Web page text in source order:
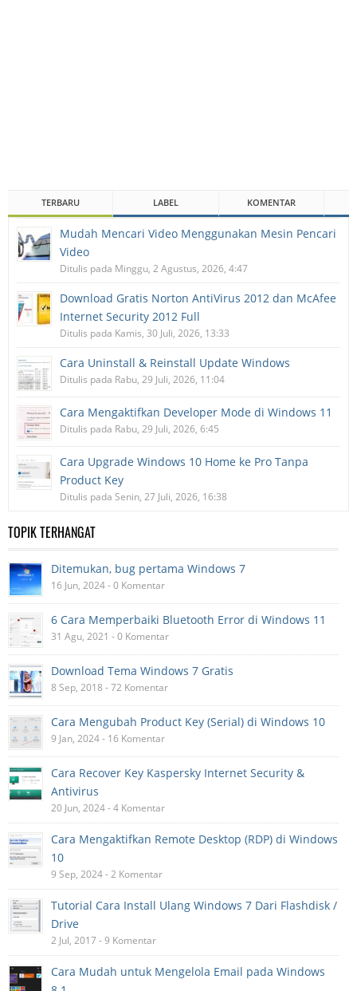
TERBARU LABEL KOMENTAR
Mudah Mencari Video Menggunakan Mesin Pencari
Video
Ditulis pada Minggu, 2 Agustus, 2026, 4:47
Download Gratis Norton AntiVirus 2012 dan McAfee
Internet Security 2012 Full
Ditulis pada Kamis, 30 Juli, 2026, 13:33
Cara Uninstall & Reinstall Update Windows
Ditulis pada Rabu, 29 Juli, 2026, 11:04
Cara Mengaktifkan Developer Mode di Windows 11
Ditulis pada Rabu, 29 Juli, 2026, 6:45
Cara Upgrade Windows 10 Home ke Pro Tanpa
Product Key
Ditulis pada Senin, 27 Juli, 2026, 16:38
TOPIK TERHANGAT
Ditemukan, bug pertama Windows 7
16 Jun, 2024 - 0 Komentar
6 Cara Memperbaiki Bluetooth Error di Windows 11
31 Agu, 2021 - 0 Komentar
Download Tema Windows 7 Gratis
8 Sep, 2018 - 72 Komentar
Cara Mengubah Product Key (Serial) di Windows 10
9 Jan, 2024 - 16 Komentar
Cara Recover Key Kaspersky Internet Security &
Antivirus
20 Jun, 2024 - 4 Komentar
Cara Mengaktifkan Remote Desktop (RDP) di Windows
10
9 Sep, 2024 - 2 Komentar
Tutorial Cara Install Ulang Windows 7 Dari Flashdisk /
Drive
2 Jul, 2017 - 9 Komentar
Cara Mudah untuk Mengelola Email pada Windows